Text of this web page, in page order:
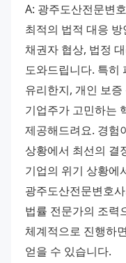
A: 광주도산전문변
최적의 법적 대응
채권자 협상, 법정
도와드립니다. 특히
유리한지, 개인 보
기업주가 고민하는
제공해드려요. 경험
상황에서 최선의 결
기업의 위기 상황에
광주도산전문변호
법률 전문가의 조력
체계적으로 진행하
얻을 수 있습니다.